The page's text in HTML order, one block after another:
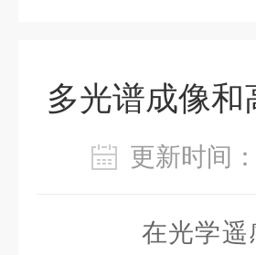
多光谱成像
更新时
在光学遥